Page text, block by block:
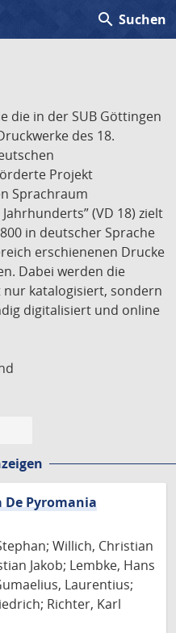
search Suchen
die in der SUB Göttingen
des 18.
Projekt
Sprachraum
(VD 18) zielt
in deutscher Sprache
erschienenen Drucke
Dabei werden die
katalogisiert, sondern
digitalisiert und online
De Pyromania
Willich, Christian
Jakob; Lembke, Hans
Laurentius;
Richter, Karl